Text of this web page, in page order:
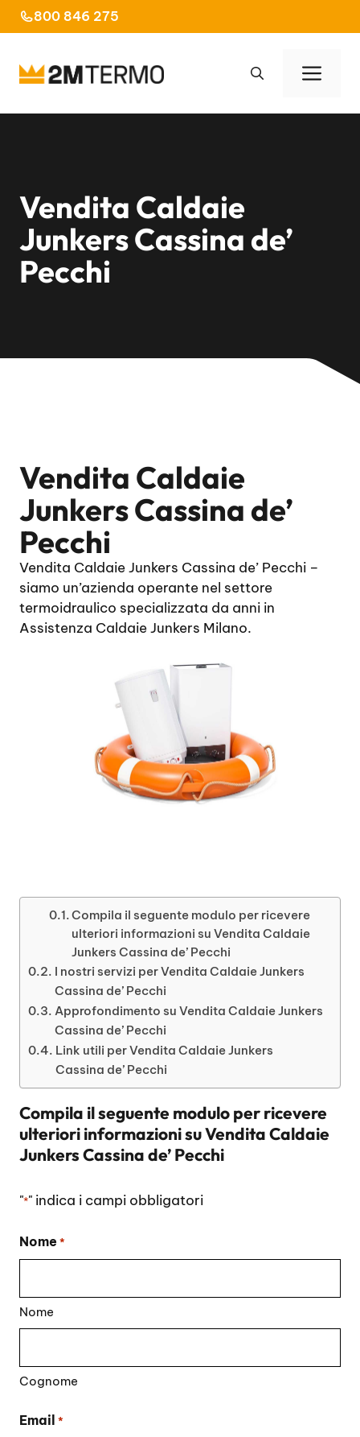
al
800 846 275
Vendita Caldaie
Junkers Cassina de’
Pecchi
Vendita Caldaie
Junkers Cassina de’
Pecchi
Vendita Caldaie Junkers Cassina de’ Pecchi –
siamo un’azienda operante nel settore
termoidraulico specializzata da anni in
Assistenza Caldaie Junkers Milano.
Compila il seguente modulo per ricevere
ulteriori informazioni su Vendita Caldaie
Junkers Cassina de’ Pecchi
I nostri servizi per Vendita Caldaie Junkers
Cassina de’ Pecchi
Approfondimento su Vendita Caldaie Junkers
Cassina de’ Pecchi
Link utili per Vendita Caldaie Junkers
Cassina de’ Pecchi
Compila il seguente modulo per ricevere
ulteriori informazioni suVendita Caldaie
Junkers Cassina de’ Pecchi
"*" indica i campi obbligatori
Nome *
Nome
Cognome
Email *